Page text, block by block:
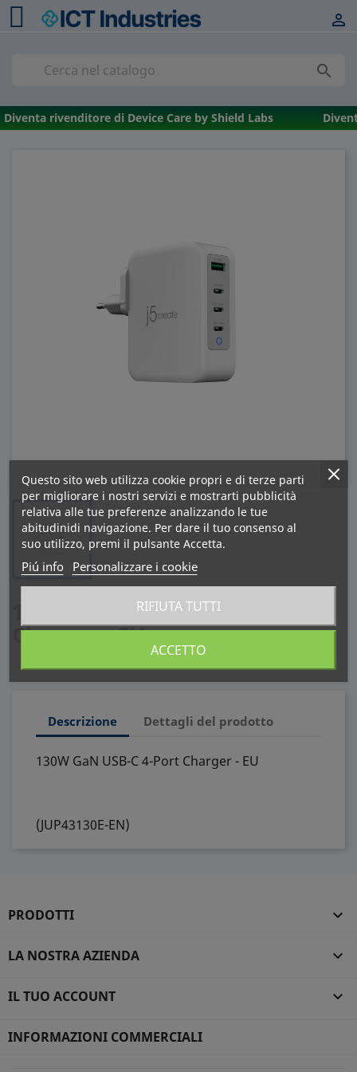


Diventa rivenditore di Device Care by Shield Labs
130W GaN USB-C 4-Port
Charger - EU
Descrizione Dettagli del prodotto
130W GaN USB-C 4-Port Charger - EU
(JUP43130E-EN)
PRODOTTI 
LA NOSTRA AZIENDA 
IL TUO ACCOUNT 
INFORMAZIONI COMMERCIALI
Questo sito web utilizza cookie propri e di terze parti
per migliorare i nostri servizi e mostrarti pubblicità
relativa alle tue preferenze analizzando le tue
abitudinidi navigazione. Per dare il tuo consenso al
suo utilizzo, premi il pulsante Accetta.
Piú info Personalizzare i cookie
RIFIUTA TUTTI
ACCETTO